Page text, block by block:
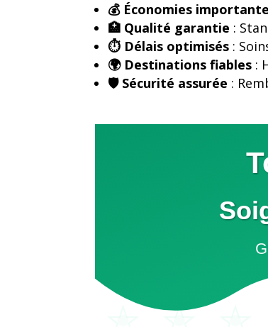
💰 Économies
🏥 Qualité garantie :
⏱️ Délais optimisés :
🌍 Destinations fiables :
🛡️ Sécurité assurée :